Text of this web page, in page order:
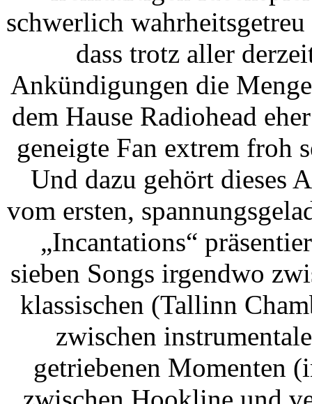
schwerlich
dass trotz aller
Ankündigungen die
dem Hause Radiohead
geneigte Fan extrem froh
Und dazu gehört dieses
vom ersten,
„Incantations“
sieben Songs irgendwo
klassischen (Tallinn
zwischen
getriebenen Momenten